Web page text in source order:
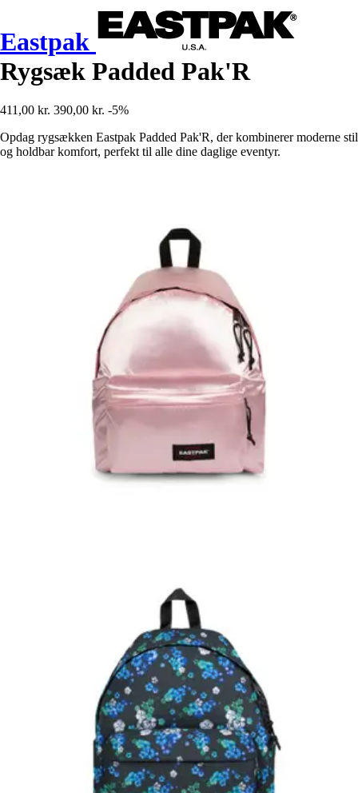
Eastpak
Rygsæk Padded Pak'R
411,00 kr. 390,00 kr. -5%
Opdag rygsækken Eastpak Padded Pak'R, der kombinerer moderne stil
og holdbar komfort, perfekt til alle dine daglige eventyr.